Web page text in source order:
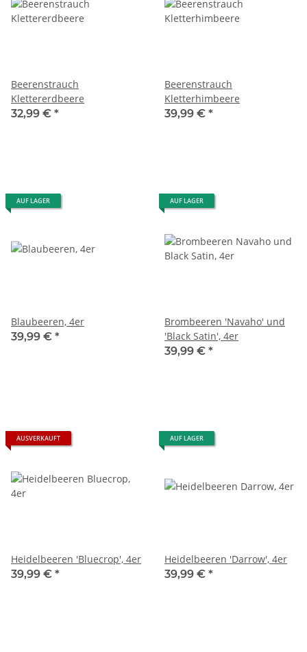
Beerenstrauch
Klettererdbeere
32,99 € *
Beerenstrauch
Kletterhimbeere
39,99 € *
AUF LAGER
Blaubeeren, 4er
39,99 € *
AUF LAGER
Brombeeren 'Navaho' und
'Black Satin', 4er
39,99 € *
AUSVERKAUFT
Heidelbeeren 'Bluecrop', 4er
39,99 € *
AUF LAGER
Heidelbeeren 'Darrow', 4er
39,99 € *